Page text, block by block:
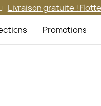
Livraison gratuite !
Promotions